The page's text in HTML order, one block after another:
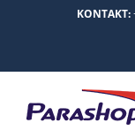
KONTAKT: